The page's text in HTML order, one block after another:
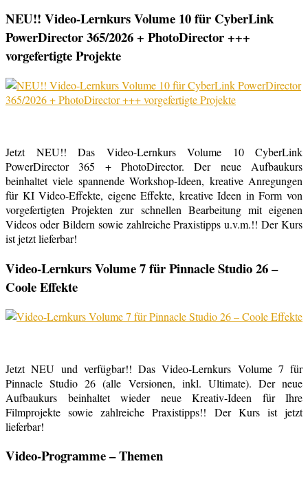
NEU!! Video-Lernkurs Volume 10 für CyberLink
PowerDirector 365/2026 + PhotoDirector +++
vorgefertigte Projekte
Jetzt NEU!! Das Video-Lernkurs Volume 10 CyberLink
PowerDirector 365 + PhotoDirector. Der neue Aufbaukurs
beinhaltet viele spannende Workshop-Ideen, kreative Anregungen
für KI Video-Effekte, eigene Effekte, kreative Ideen in Form von
vorgefertigten Projekten zur schnellen Bearbeitung mit eigenen
Videos oder Bildern sowie zahlreiche Praxistipps u.v.m.!! Der Kurs
ist jetzt lieferbar!
Video-Lernkurs Volume 7 für Pinnacle Studio 26 –
Coole Effekte
Jetzt NEU und verfügbar!! Das Video-Lernkurs Volume 7 für
Pinnacle Studio 26 (alle Versionen, inkl. Ultimate). Der neue
Aufbaukurs beinhaltet wieder neue Kreativ-Ideen für Ihre
Filmprojekte sowie zahlreiche Praxistipps!! Der Kurs ist jetzt
lieferbar!
Video-Programme – Themen